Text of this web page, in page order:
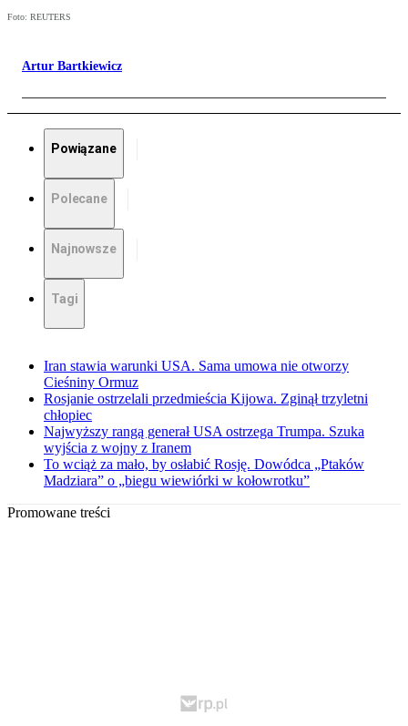
Foto: REUTERS
Artur Bartkiewicz
Powiązane
Polecane
Najnowsze
Tagi
Iran stawia warunki USA. Sama umowa nie otworzy
Cieśniny Ormuz
Rosjanie ostrzelali przedmieścia Kijowa. Zginął trzyletni
chłopiec
Najwyższy rangą generał USA ostrzega Trumpa. Szuka
wyjścia z wojny z Iranem
To wciąż za mało, by osłabić Rosję. Dowódca „Ptaków
Madziara” o „biegu wiewiórki w kołowrotku”
Promowane treści